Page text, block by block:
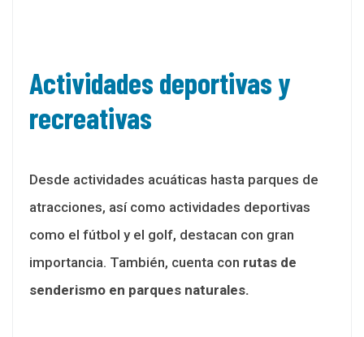
Actividades deportivas y
recreativas
Desde actividades acuáticas hasta parques de
atracciones, así como actividades deportivas
como el fútbol y el golf, destacan con gran
importancia. También, cuenta con rutas de
senderismo en parques naturales.